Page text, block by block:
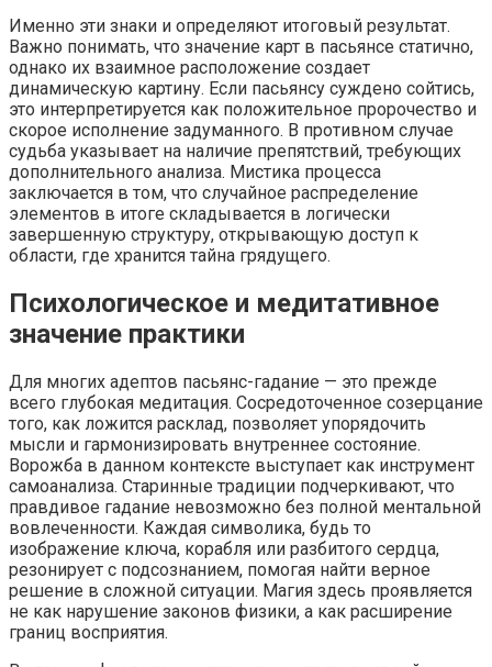
Именно эти знаки и определяют итоговый результат.
Важно понимать, что значение карт в пасьянсе статично,
однако их взаимное расположение создает
динамическую картину. Если пасьянсу суждено сойтись,
это интерпретируется как положительное пророчество и
скорое исполнение задуманного. В противном случае
судьба указывает на наличие препятствий, требующих
дополнительного анализа. Мистика процесса
заключается в том, что случайное распределение
элементов в итоге складывается в логически
завершенную структуру, открывающую доступ к
области, где хранится тайна грядущего.
Психологическое и медитативное
значение практики
Для многих адептов пасьянс-гадание — это прежде
всего глубокая медитация. Сосредоточенное созерцание
того, как ложится расклад, позволяет упорядочить
мысли и гармонизировать внутреннее состояние.
Ворожба в данном контексте выступает как инструмент
самоанализа. Старинные традиции подчеркивают, что
правдивое гадание невозможно без полной ментальной
вовлеченности. Каждая символика, будь то
изображение ключа, корабля или разбитого сердца,
резонирует с подсознанием, помогая найти верное
решение в сложной ситуации. Магия здесь проявляется
не как нарушение законов физики, а как расширение
границ восприятия.